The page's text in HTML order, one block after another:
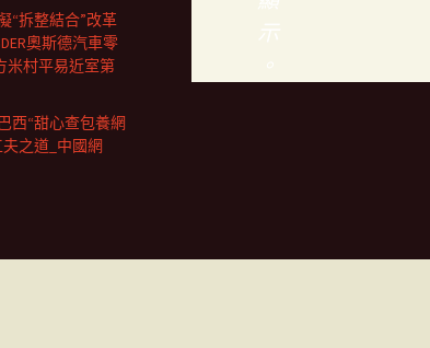
“拆整結合”改革
奧斯德汽車零
米村平易近室第
西“甜心查包養網
之道_中國網
示
。